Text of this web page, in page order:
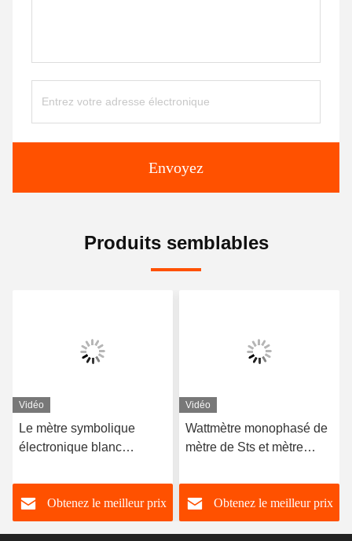
Envoyez
Produits semblables
Vidéo
Le mètre symbolique
électronique blanc
numérique monophasé a
payé d'avance le CE
RS485
Obtenez le meilleur prix
Vidéo
Wattmètre monophasé de
mètre de Sts et mètre
sans fil 0.004Ib d'énergie
Obtenez le meilleur prix